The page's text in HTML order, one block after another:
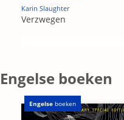
Karin Slaughter
Verzwegen
Engelse boeken
Engelse boeken